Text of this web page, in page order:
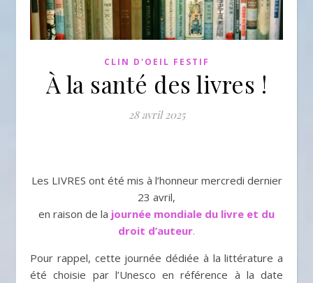
CLIN D'OEIL FESTIF
À la santé des livres !
28 avril 2025
Les LIVRES ont été mis à l’honneur mercredi dernier
23 avril,
en raison de la journée mondiale du livre et du
droit d’auteur.
Pour rappel, cette journée dédiée à la littérature a
été choisie par l’Unesco en référence à la date